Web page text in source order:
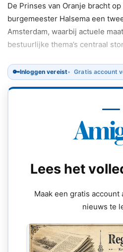
De Prinses van Oranje bracht
burgemeester Halsema een
Amsterdam, waarbij actuele
bestuurlijke thema’s centraal
🔑Inloggen vereist Gratis account
Lees het
Maak een gratis account
nieuws te